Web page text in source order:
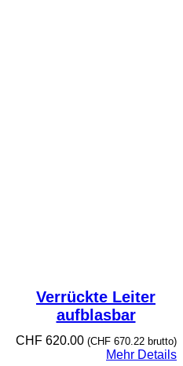
Verrückte Leiter
aufblasbar
CHF620.00 (CHF670.22brutto)
Mehr Details